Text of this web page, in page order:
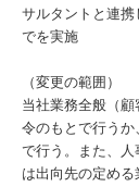
サルタントと連携
でを実施
（変更の範囲）
当社業務全般（
令のもとで行うか
で行う。また、
は出向先の定める